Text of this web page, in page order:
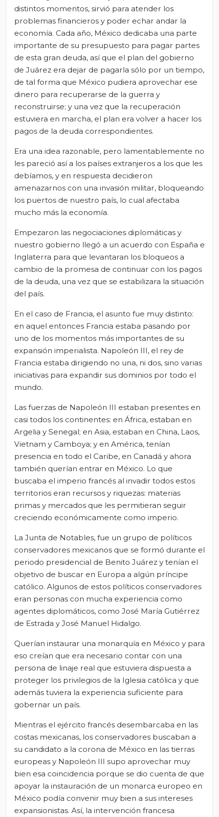
distintos momentos, sirvió para atender los
problemas financieros y poder echar andar la
economía. Cada año, México dedicaba una parte
importante de su presupuesto para pagar partes
de esta gran deuda, así que el plan del gobierno
de Juárez era dejar de pagarla sólo por un tiempo,
de tal forma que México pudiera aprovechar ese
dinero para recuperarse de la guerra y
reconstruirse; y una vez que la recuperación
estuviera en marcha, el plan era volver a hacer los
pagos de la deuda correspondientes.
Era una idea razonable, pero lamentablemente no
les pareció así a los países extranjeros a los que les
debíamos, y en respuesta decidieron
amenazarnos con una invasión militar, bloqueando
los puertos de nuestro país, lo cual afectaba
mucho más la economía.
Empezaron las negociaciones diplomáticas y
nuestro gobierno llegó a un acuerdo con España e
Inglaterra para que levantaran los bloqueos a
cambio de la promesa de continuar con los pagos
de la deuda, una vez que se estabilizara la situación
del país.
En el caso de Francia, el asunto fue muy distinto:
en aquel entonces Francia estaba pasando por
uno de los momentos más importantes de su
expansión imperialista. Napoleón III, el rey de
Francia estaba dirigiendo no una, ni dos, sino varias
iniciativas para expandir sus dominios por todo el
mundo.
Las fuerzas de Napoleón III estaban presentes en
casi todos los continentes: en África, estaban en
Argelia y Senegal; en Asia, estaban en China, Laos,
Vietnam y Camboya; y en América, tenían
presencia en todo el Caribe, en Canadá y ahora
también querían entrar en México. Lo que
buscaba el imperio francés al invadir todos estos
territorios eran recursos y riquezas: materias
primas y mercados que les permitieran seguir
creciendo económicamente como imperio.
La Junta de Notables, fue un grupo de políticos
conservadores mexicanos que se formó durante el
periodo presidencial de Benito Juárez y tenían el
objetivo de buscar en Europa a algún príncipe
católico. Algunos de estos políticos conservadores
eran personas con mucha experiencia como
agentes diplomáticos, como José María Gutiérrez
de Estrada y José Manuel Hidalgo.
Querían instaurar una monarquía en México y para
eso creían que era necesario contar con una
persona de linaje real que estuviera dispuesta a
proteger los privilegios de la Iglesia católica y que
además tuviera la experiencia suficiente para
gobernar un país.
Mientras el ejército francés desembarcaba en las
costas mexicanas, los conservadores buscaban a
su candidato a la corona de México en las tierras
europeas y Napoleón III supo aprovechar muy
bien esa coincidencia porque se dio cuenta de que
apoyar la instauración de un monarca europeo en
México podía convenir muy bien a sus intereses
expansionistas. Así, la intervención francesa